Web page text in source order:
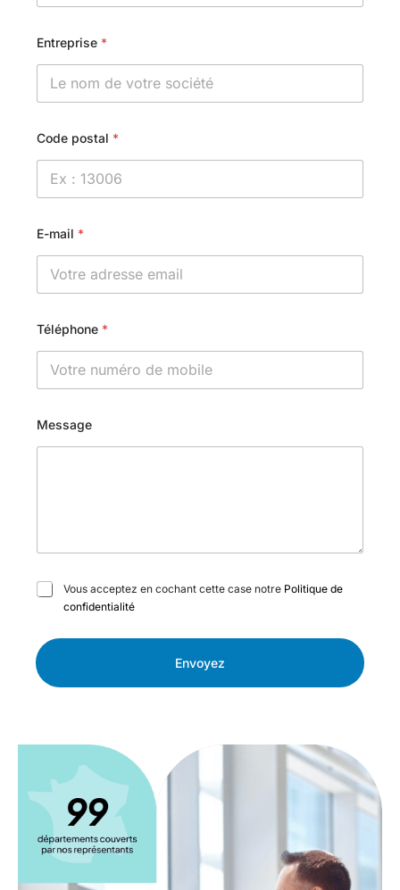
Entreprise *
Code postal *
E-mail *
Téléphone *
Message
C
s
à
Vous acceptez en cochant cette case notre Politique de
confidentialité
Envoyez